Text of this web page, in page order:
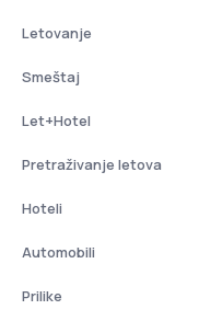
Letovanje
Smeštaj
Let+Hotel
Pretraživanje letova
Hoteli
Automobili
Prilike